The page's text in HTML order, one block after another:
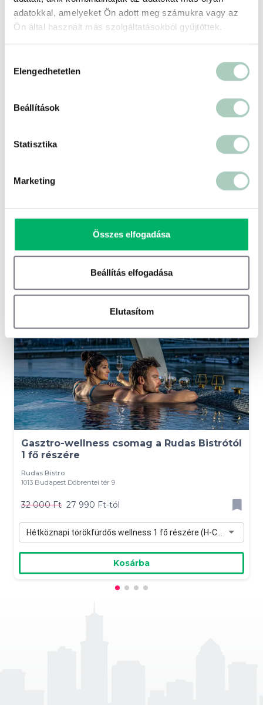
adatokkal, amelyeket Ön adott meg számukra vagy az
Ön által használt más szolgáltatásokból gyűjtöttek.
kiválasztása
Elengedhetetlen
Beállítások
Statisztika
Marketing
Összes elfogadása
Beállítás elfogadása
Elutasítom
Ez is érdekelhet
Gasztro-wellness csomag a Rudas Bistrótól
1 fő részére
Rudas Bistro
1013 Budapest Döbrentei tér 9
32 000 Ft 27 990 Ft-tól
Kosárba